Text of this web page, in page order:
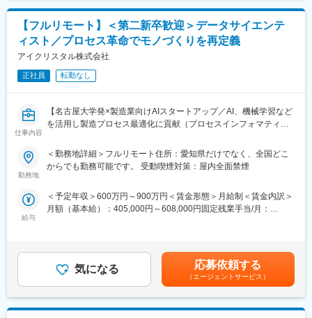
許の取得等をすることも可能です。
■中途入社者からの声
「前職の経験を活かしながら新しい技術に挑戦できる」「役員と
もフラットに議論できる環境」「自社開発の教育システムで学び
ながらスピード成長」「国家プロジェクトや大手企業との共同研
■フルリモート勤務
どこからでも勤務可能です。実際に隔月出社のペースで働いてい
る社員もいます。
■当社について
名古屋大学・宇治原研究室の先端研究を基盤に生まれたスタート
マティクス（PI）で、カンや試行錯誤に頼る開発から、データ駆
動のスマートなプロセスへ。わずかな実データからデジタルツイ
ンを作り、仮想実験で最適条件を瞬時に導きます。
結果、開発期間は短縮、さらに高品質な製品開発に繋げることが
できます。
【フルリモート】＜第二新卒歓迎＞データサイエンテ
ィスト／プロセス革命でモノづくりを再定義
アイクリスタル株式会社
正社員 転勤なし
仕事内容
【名古屋大学発×製造業向けAIスタートアップ／AI、機械学習など
を活用し製造プロセス最適化に貢献（プロセスインフォマティク
■業務内容
案を担当して頂きます。企業や大学との共同研究プロジェクトも
多く、新規性のあるものについては学会発表や論文投稿、特許の
で最適化し、顧客の製品の品質向上やスピード向上、不良率の低
減などに貢献します。
・製造現場のエンジニアとコミュニケーション機会も豊富です。
現場の方から情報を引き出すためコミュニケーション力や課題を
抽出し整理する力が身につきます。
勤務地
＜勤務地詳細＞フルリモート住所：愛知県だけでなく、全国どこ
からでも勤務可能です。 受動喫煙対策：屋内全面禁煙
給与
＜予定年収＞600万円～900万円＜賃金形態＞月給制＜賃金内訳＞
月額（基本給）：405,000円～608,000円固定残業手当/月：
給与改定：年2回（１月、７月）■賞与：年2回（3月、9月）賃金
はあくまでも目安の金額であり、選考を通じて上下する可能性が
あります。月給(月額)は固定手当を含めた表記です。
気になる 応募依頼する
（エージェントサービス）